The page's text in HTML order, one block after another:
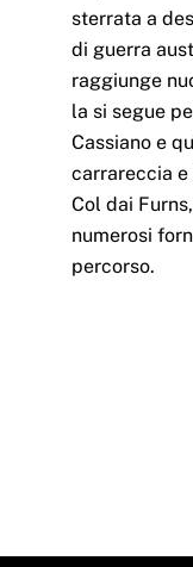
sterrata a
di guerra
raggiunge
la si segue
Cassiano e
carrareccia e
Col dai
numerosi
percorso.